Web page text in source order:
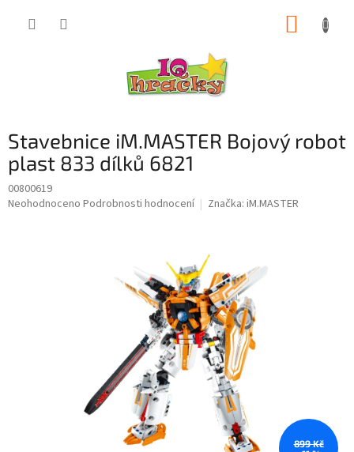
Stavebnice iM.MASTER Bojový robot
plast 833 dílků 6821
00800619
Průměrné
Neohodnoceno Podrobnosti hodnocení Značka: iM.MASTER
899 Kč